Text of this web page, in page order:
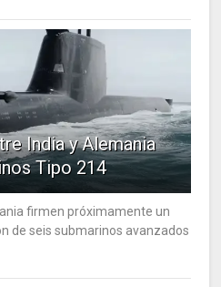
India y Alemania
Tipo 214
firmen próximamente un
de seis submarinos avanzados